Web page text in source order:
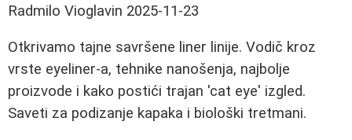
Radmilo Vioglavin 2025-11-23
Otkrivamo tajne savršene liner linije. Vodič kroz
vrste eyeliner-a, tehnike nanošenja, najbolje
proizvode i kako postići trajan 'cat eye' izgled.
Saveti za podizanje kapaka i biološki tretmani.